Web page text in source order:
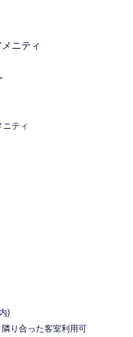
ニティ
ティ
)
り合った客室利用可